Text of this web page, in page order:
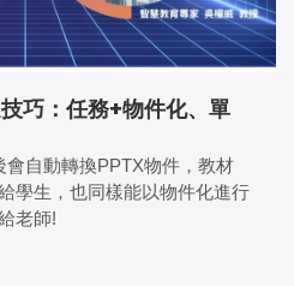
巧：任務+物件化、單
會自動轉換PPTX物件，教材
學生，也同樣能以物件化進行
老師!